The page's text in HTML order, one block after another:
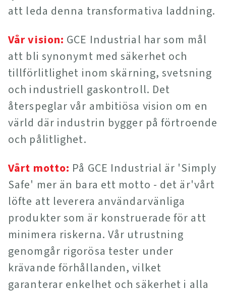
att leda denna transformativa laddning.
Vår vision: GCE Industrial har som mål
att bli synonymt med säkerhet och
tillförlitlighet inom skärning, svetsning
och industriell gaskontroll. Det
återspeglar vår ambitiösa vision om en
värld där industrin bygger på förtroende
och pålitlighet.
Vårt motto: På GCE Industrial är 'Simply
Safe' mer än bara ett motto - det är'vårt
löfte att leverera användarvänliga
produkter som är konstruerade för att
minimera riskerna. Vår utrustning
genomgår rigorösa tester under
krävande förhållanden, vilket
garanterar enkelhet och säkerhet i alla